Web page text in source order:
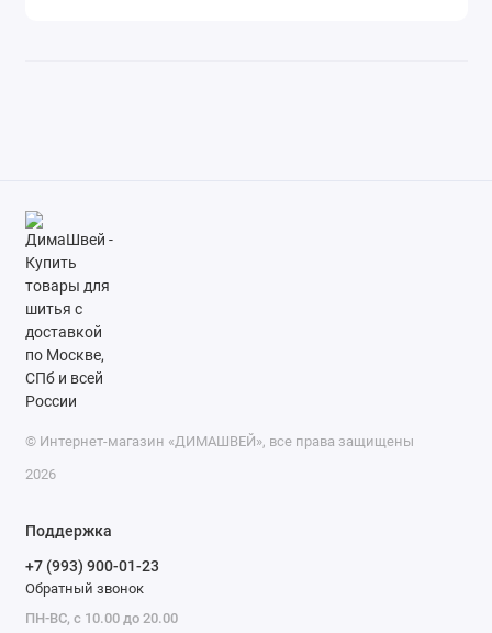
© Интернет-магазин «ДИМАШВЕЙ», все права защищены
2026
Поддержка
+7 (993) 900-01-23
Обратный звонок
ПН-ВС, с 10.00 до 20.00